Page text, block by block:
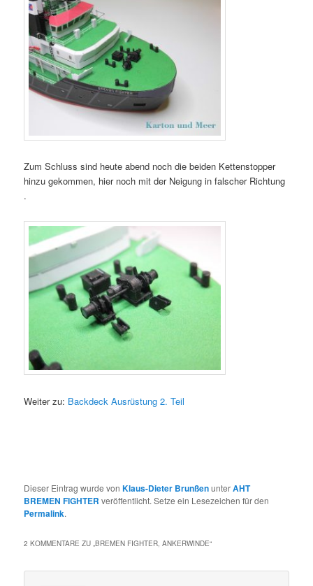
Zum Schluss sind heute abend noch die beiden Kettenstopper
hinzu gekommen, hier noch mit der Neigung in falscher Richtung
.
Weiter zu: Backdeck Ausrüstung 2. Teil
Dieser Eintrag wurde vonKlaus-Dieter BrunßenunterAHT
BREMEN FIGHTER veröffentlicht. Setze ein Lesezeichen für den
Permalink.
2 KOMMENTARE ZU „BREMEN FIGHTER, ANKERWINDE“